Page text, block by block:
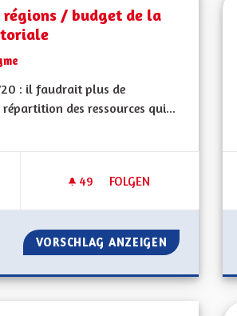
/ budget de la
: il faudrait plus de
des ressources qui...
49 49 FOLLOWER
FOLGEN
EGALITÉ ENTRE LES
VORSCHLAG ANZEIGEN EGALITÉ